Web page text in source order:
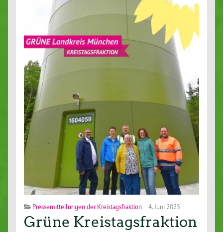
Pressemitteilungen der Kreistagsfraktion 4. Juni 2025
Grüne Kreistagsfraktion